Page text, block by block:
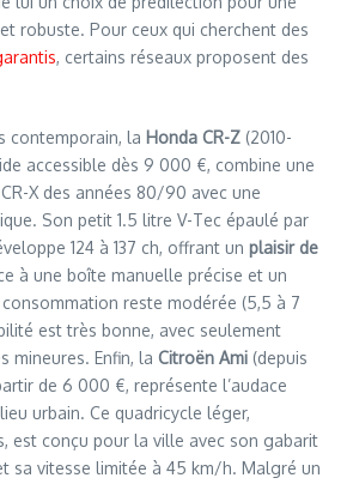
et robuste. Pour ceux qui cherchent des
, certains réseaux proposent des
contemporain, la Honda CR-Z (2010-
accessible dès 9 000 €, combine une
X des années 80/90 avec une
Son petit 1.5 litre V-Tec épaulé par
124 à 137 ch, offrant un plaisir de
à une boîte manuelle précise et un
reste modérée (5,5 à 7
est très bonne, avec seulement
mineures. Enfin, la Citroën Ami (depuis
de 6 000 €, représente l’audace
urbain. Ce quadricycle léger,
est conçu pour la ville avec son gabarit
sa vitesse limitée à 45 km/h. Malgré un